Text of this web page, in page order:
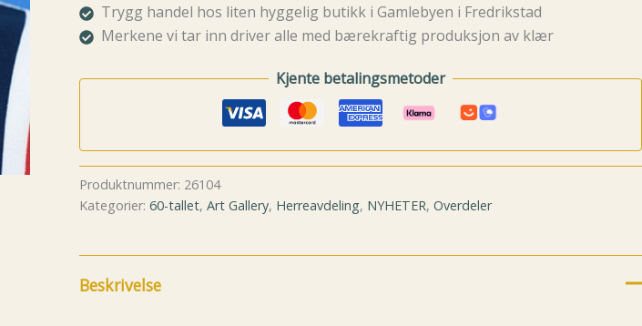
Trygg handel hos liten hyggelig butikk i Gamlebyen i Fredrikstad
Merkene vi tar inn driver alle med bærekraftig produksjon av klær
Kjente betalingsmetoder
Produktnummer: 26104
Kategorier: 60-tallet, Art Gallery, Herreavdeling, NYHETER, Overdeler
Beskrivelse